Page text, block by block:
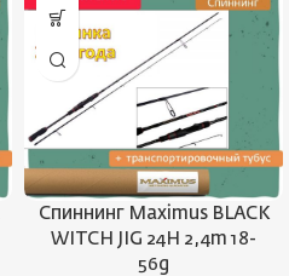
Спиннинг Maximus BLACK
WITCH JIG 24H 2,4m 18-
56g